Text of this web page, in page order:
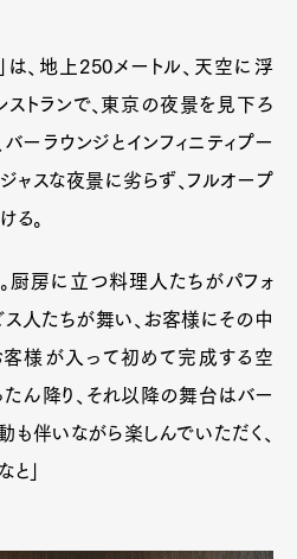
、地上250メートル、天空に浮
ストランで、東京の夜景を見下ろ
ーラウンジとインフィニティプー
ャスな夜景に劣らず、フルオープ
る。
。厨房に立つ料理人たちがパフォ
ス人たちが舞い、お客様にその中
客様が入って初めて完成する空
ん降り、それ以降の舞台はバー
も伴いながら楽しんでいただく、
」